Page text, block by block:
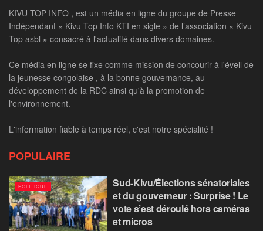
KIVU TOP INFO , est un média en ligne du groupe de Presse
Indépendant « Kivu Top Info KTI en sigle » de l’association « Kivu
Top asbl » consacré à l'actualité dans divers domaines.
Ce média en ligne se fixe comme mission de concourir à l'éveil de
la jeunesse congolaise , à la bonne gouvernance, au
développement de la RDC ainsi qu'à la promotion de
l'environnement.
L'information fiable à temps réel, c'est notre spécialité !
POPULAIRE
POLITIQUE
Sud-Kivu/Élections sénatoriales
et du gouverneur : Surprise ! Le
vote s’est déroulé hors caméras
et micros